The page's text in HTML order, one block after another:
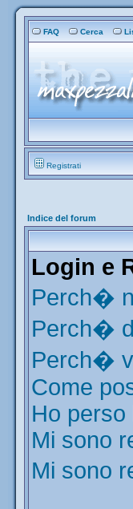
FAQ Cerca
Registrati
Indice del forum
Login e
Perch�
Perch�
Perch�
Come
Ho perso
Mi sono
Mi sono